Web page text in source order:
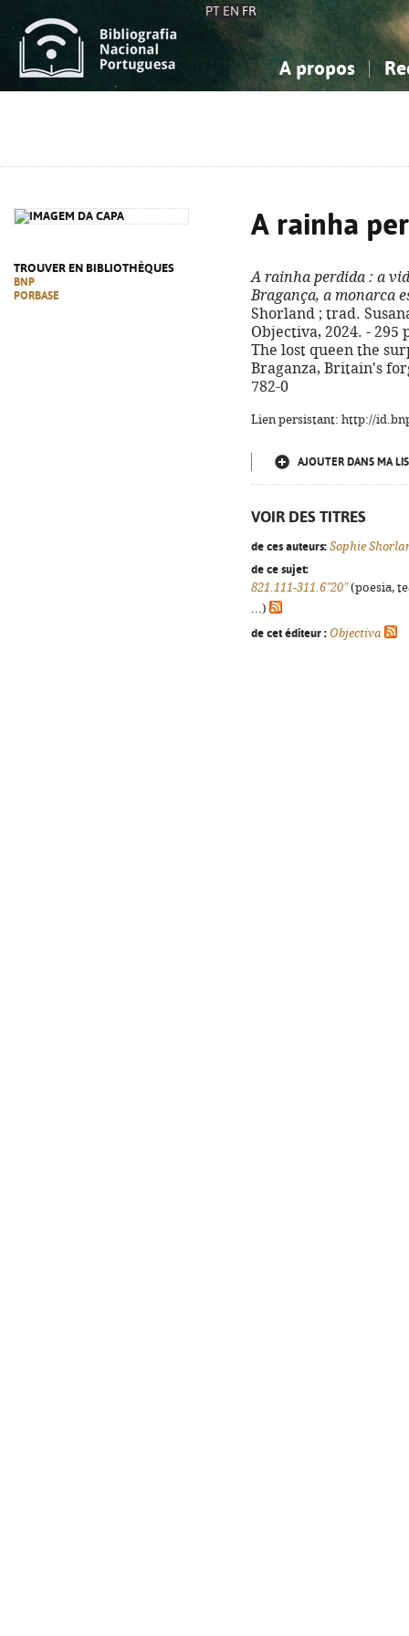
PT EN FR
A propos
TROUVER EN BIBLIOTHÈQUES
BNP
PORBASE
A rainha
A rainha perdida : a
Bragança, a monarca
Shorland ; trad.
Objectiva, 2024. -
The lost queen the
Braganza, Britain's
782-0
Lien persistant: http://
AJOUTER DANS MA
VOIR DES TITRES
de ces auteurs: Sophie
de ce sujet:
821.111-311.6"20"(poesia,
...)
de cet éditeur : Objectiva